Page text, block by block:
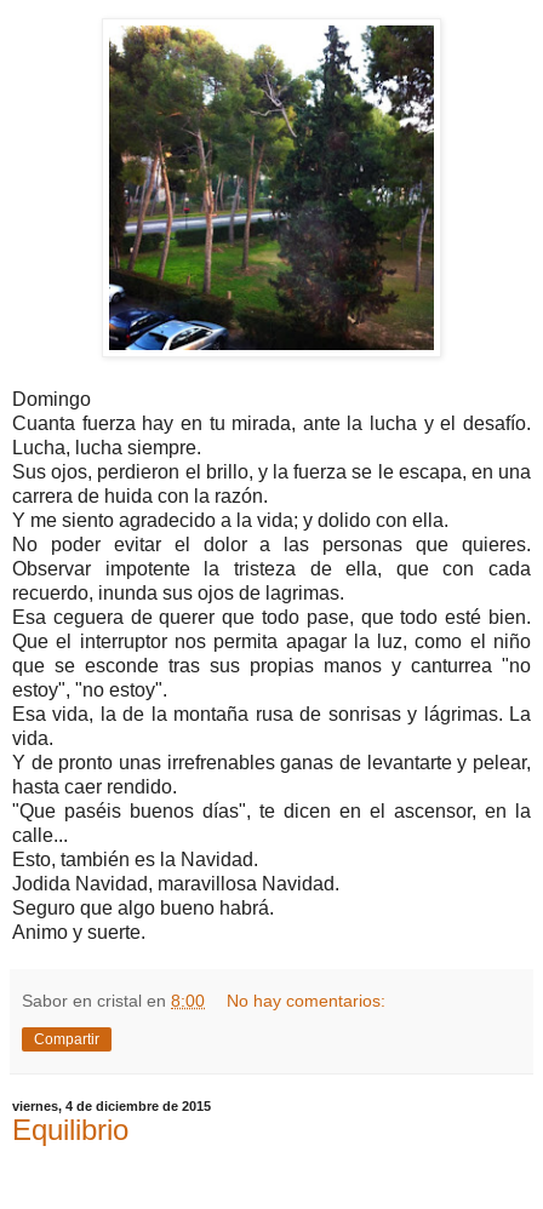
Domingo
Cuanta fuerza hay en tu mirada, ante la lucha y el desafío.
Lucha, lucha siempre.
Sus ojos, perdieron el brillo, y la fuerza se le escapa, en una
carrera de huida con la razón.
Y me siento agradecido a la vida; y dolido con ella.
No poder evitar el dolor a las personas que quieres.
Observar impotente la tristeza de ella, que con cada
recuerdo, inunda sus ojos de lagrimas.
Esa ceguera de querer que todo pase, que todo esté bien.
Que el interruptor nos permita apagar la luz, como el niño
que se esconde tras sus propias manos y canturrea "no
estoy", "no estoy".
Esa vida, la de la montaña rusa de sonrisas y lágrimas. La
vida.
Y de pronto unas irrefrenables ganas de levantarte y pelear,
hasta caer rendido.
"Que paséis buenos días", te dicen en el ascensor, en la
calle...
Esto, también es la Navidad.
Jodida Navidad, maravillosa Navidad.
Seguro que algo bueno habrá.
Animo y suerte.
Sabor en cristal en 8:00 No hay comentarios:
Compartir
viernes, 4 de diciembre de 2015
Equilibrio